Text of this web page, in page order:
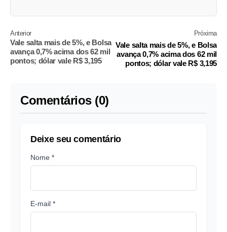
Anterior
Vale salta mais de 5%, e Bolsa
avança 0,7% acima dos 62 mil
pontos; dólar vale R$ 3,195
Próxima
Vale salta mais de 5%, e Bolsa
avança 0,7% acima dos 62 mil
pontos; dólar vale R$ 3,195
Comentários (0)
Deixe seu comentário
Nome *
E-mail *